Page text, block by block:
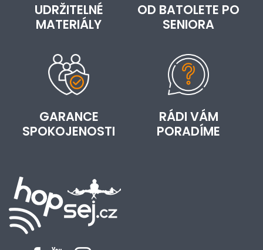
UDRŽITELNÉ
MATERIÁLY
OD BATOLETE PO
SENIORA
GARANCE
SPOKOJENOSTI
RÁDI VÁM
PORADÍME